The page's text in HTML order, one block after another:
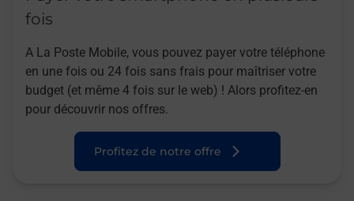
fois
A La Poste Mobile, vous pouvez payer votre téléphone
en une fois ou 24 fois sans frais pour maîtriser votre
budget (et même 4 fois sur le web) ! Alors profitez-en
pour découvrir nos offres.
Profitez de notre offre